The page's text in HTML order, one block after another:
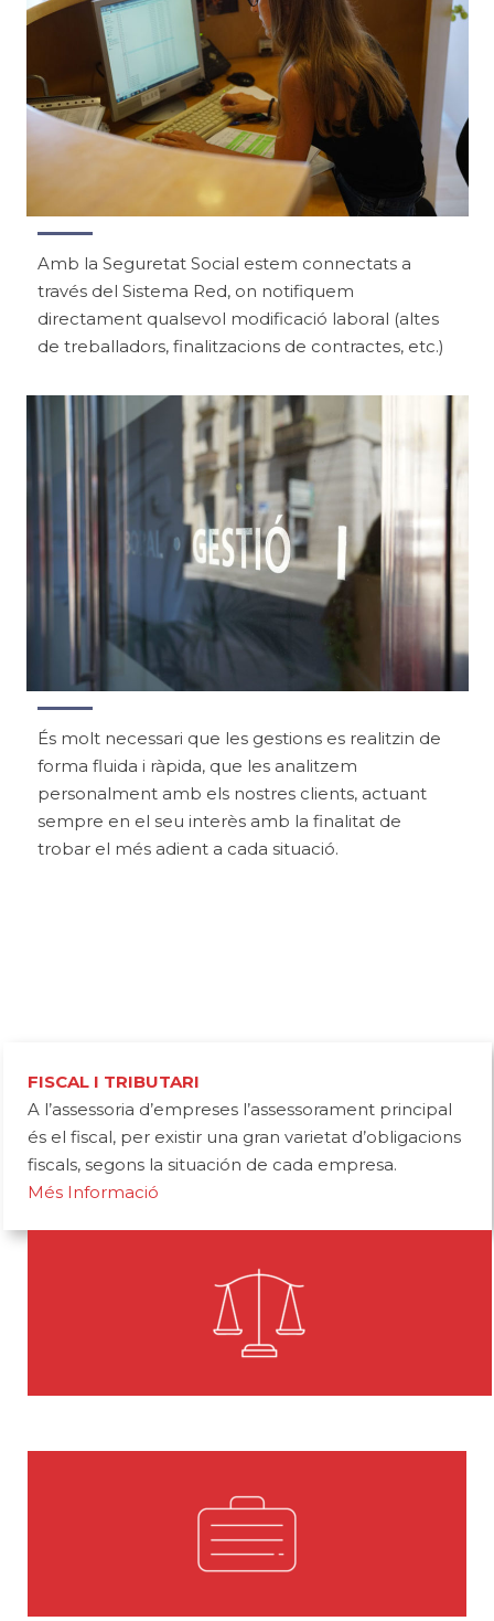
Amb la Seguretat Social estem connectats a
través del Sistema Red, on notifiquem
directament qualsevol modificació laboral (altes
de treballadors, finalitzacions de contractes, etc.)
És molt necessari que les gestions es realitzin de
forma fluida i ràpida, que les analitzem
personalment amb els nostres clients, actuant
sempre en el seu interès amb la finalitat de
trobar el més adient a cada situació.
FISCAL I TRIBUTARI
A l’assessoria d’empreses l’assessorament principal
és el fiscal, per existir una gran varietat d’obligacions
fiscals, segons la situación de cada empresa.
Més Informació